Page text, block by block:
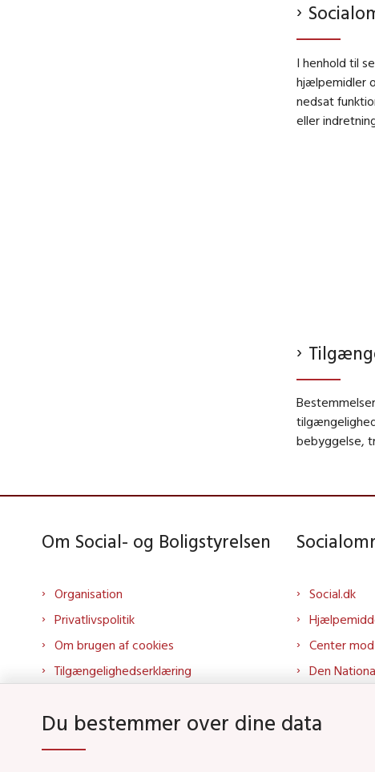
I henhold til
hjælpemidler
nedsat
eller
bebyggelse,
Om Social- og Boligstyrelsen
Organisation
Privatlivspolitik
Om brugen af cookies
Tilgængelighedserklæring
Kontakt os
Whistleblowerordning
Social.dk
Center
Den
Tolkeportalen
Du bestemmer over dine data